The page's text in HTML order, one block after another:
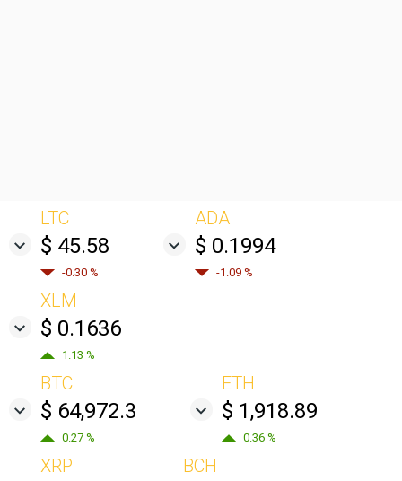
LTC
$ 45.58
-0.30 %
ADA
$ 0.1994
-1.09 %
XLM
$ 0.1636
1.13 %
BTC
$ 64,972.3
0.27 %
ETH
$ 1,918.89
0.36 %
XRP BCH